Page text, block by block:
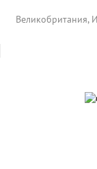
Великобритания,